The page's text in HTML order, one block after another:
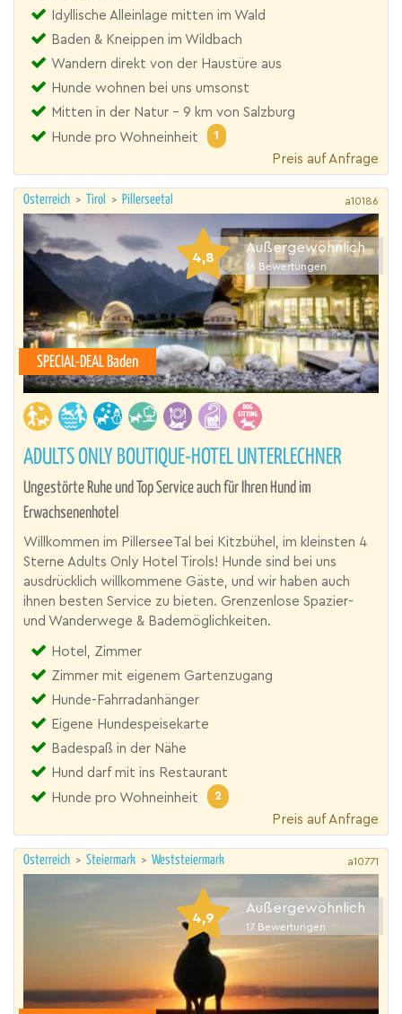
Idyllische Alleinlage mitten im Wald
Baden & Kneippen im Wildbach
Wandern direkt von der Haustüre aus
Hunde wohnen bei uns umsonst
Mitten in der Natur - 9 km von Salzburg
Hunde pro Wohneinheit
1
Preis auf Anfrage
Österreich > Tirol > Pillerseetal a10186
4,8
Außergewöhnlich
16 Bewertungen
SPECIAL-DEAL Baden
ADULTS ONLY BOUTIQUE-HOTEL UNTERLECHNER
Ungestörte Ruhe und Top Service auch für Ihren Hund im
Erwachsenenhotel
Willkommen im PillerseeTal bei Kitzbühel, im kleinsten 4
Sterne Adults Only Hotel Tirols! Hunde sind bei uns
ausdrücklich willkommene Gäste, und wir haben auch
ihnen besten Service zu bieten. Grenzenlose Spazier-
und Wanderwege & Bademöglichkeiten.
Hotel, Zimmer
Zimmer mit eigenem Gartenzugang
Hunde-Fahrradanhänger
Eigene Hundespeisekarte
Badespaß in der Nähe
Hund darf mit ins Restaurant
Hunde pro Wohneinheit
2
Preis auf Anfrage
Österreich > Steiermark > Weststeiermark a10771
4,9
Außergewöhnlich
17 Bewertungen